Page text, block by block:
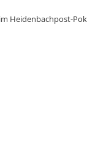
Heidenbachpost-